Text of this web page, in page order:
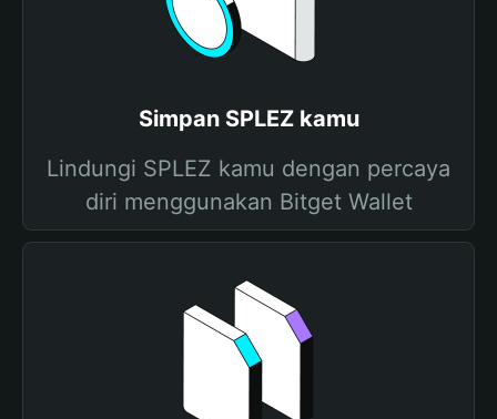
Simpan SPLEZ kamu
Lindungi SPLEZ kamu dengan percaya
diri menggunakan Bitget Wallet